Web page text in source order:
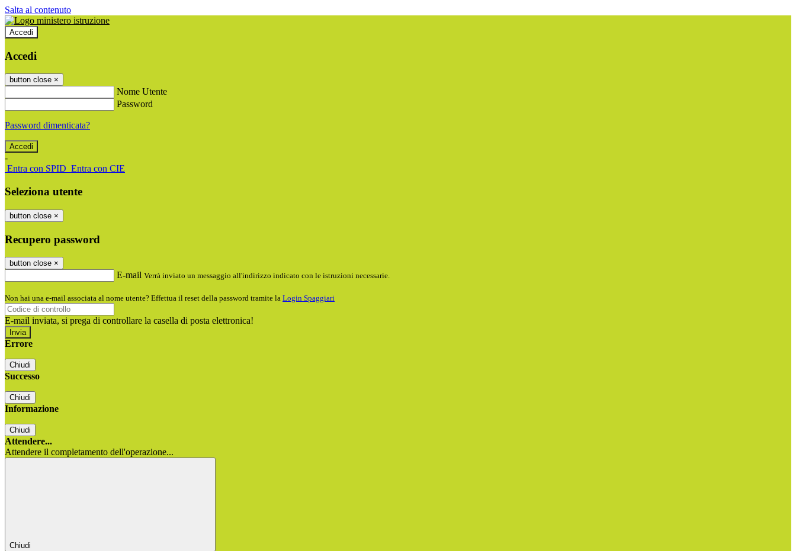
Salta al contenuto
Accedi
Accedi
button close ×
Nome Utente
Password
Password dimenticata?
-
Entra con SPID Entra con CIE
Seleziona utente
button close ×
Recupero password
button close ×
E-mail Verrà inviato un messaggio all'indirizzo indicato con le istruzioni necessarie.
Non hai una e-mail associata al nome utente? Effettua il reset della password tramite la Login Spaggiari
E-mail inviata, si prega di controllare la casella di posta elettronica!
Errore
Chiudi
Successo
Chiudi
Informazione
Chiudi
Attendere...
Attendere il completamento dell'operazione...
Chiudi